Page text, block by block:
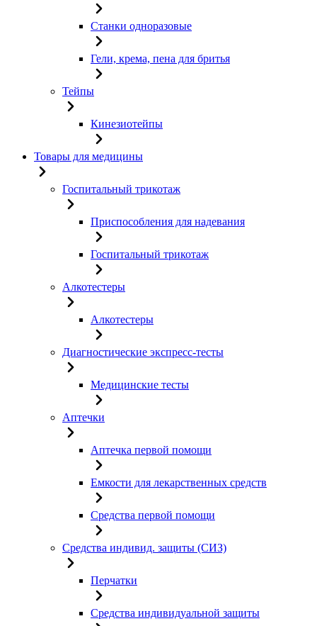
Станки одноразовые
Гели, крема, пена для бритья
Тейпы
Кинезиотейпы
Товары для медицины
Госпитальный трикотаж
Приспособления для надевания
Госпитальный трикотаж
Алкотестеры
Алкотестеры
Диагностические экспресс-тесты
Медицинские тесты
Аптечки
Аптечка первой помощи
Емкости для лекарственных средств
Средства первой помощи
Средства индивид. защиты (СИЗ)
Перчатки
Средства индивидуальной защиты